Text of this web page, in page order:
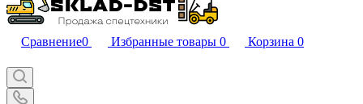
Сравнение0 Избранные товары 0 Корзина 0